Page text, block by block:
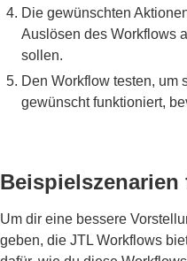
Die gewünschten
Auslösen des Workflows
sollen.
Den Workflow testen, um
gewünscht funktioniert,
Um dir eine bessere
geben, die JTL Workflows